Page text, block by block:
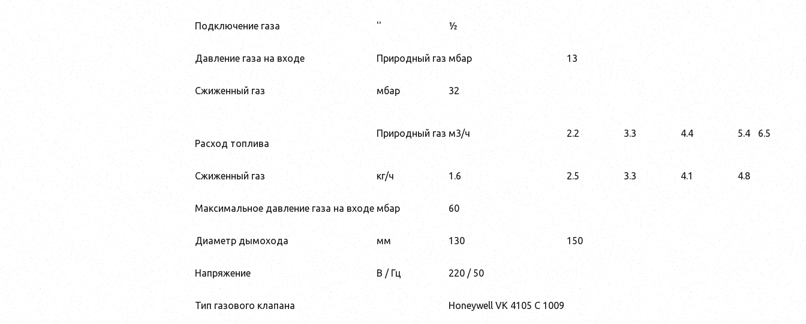
Подключение газа '' ½
Давление газа на входе Природный газ мбар 13
Сжиженный газ мбар 32
Расход топлива
Природный газ м3/ч 2.2 3.3 4.4 5.4 6.5
Сжиженный газ кг/ч 1.6 2.5 3.3 4.1 4.8
Максимальное давление газа на входе мбар 60
Диаметр дымохода мм 130 150
Напряжение В / Гц 220 / 50
Тип газового клапана Honeywell VK 4105 C 1009